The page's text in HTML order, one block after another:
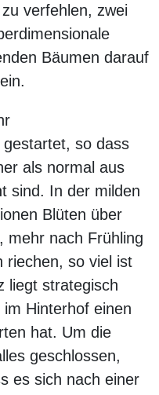
verfehlen, zwei
Bäumen darauf
so dass
als normal aus
sind. In der milden
Blüten über
mehr nach Frühling
riechen, so viel ist
liegt strategisch
Hinterhof einen
hat. Um die
geschlossen,
es sich nach einer